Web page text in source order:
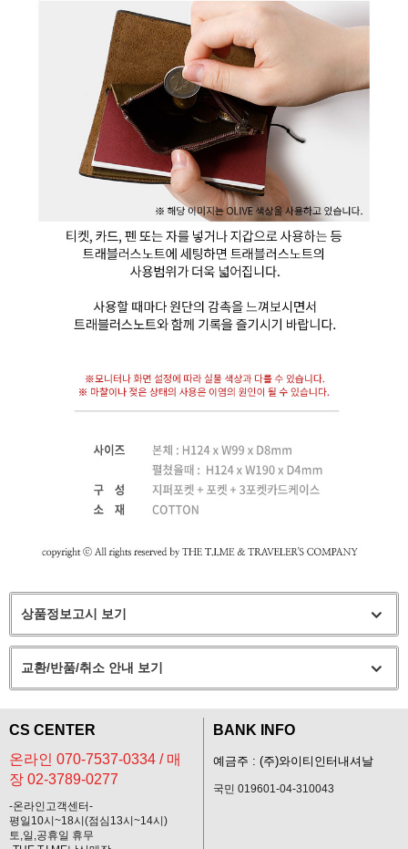
상품정보고시 보기
교환/반품/취소 안내 보기
CS CENTER
온라인 070-7537-0334 / 매
장 02-3789-0277
-온라인고객센터-
평일10시~18시(점심13시~14시)
토,일,공휴일 휴무
BANK INFO
예금주 : (주)와이티인터내셔날
국민 019601-04-310043